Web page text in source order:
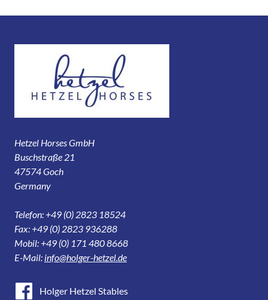
Hetzel Horses GmbH
Buschstraße 21
47574 Goch
Germany
Telefon: +49 (0) 2823 18524
Fax: +49 (0) 2823 936288
Mobil: +49 (0) 171 480 8668
E-Mail: info@holger-hetzel.de
Holger Hetzel Stables